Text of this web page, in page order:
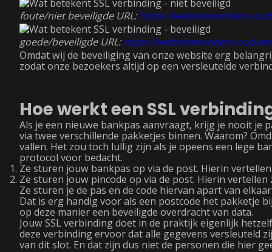
foute/niet beveiligde URL:https://websitewonders-
goede/beveiligde URL:https://websitewonders-
Omdat wij de beveiliging van onze website erg
zodat onze bezoekers altijd op een versleutelde
Hoe werkt een SSL
Als je een nieuwe bankpas aanvraagt, krijg je nooit je
via twee verschillende pakketjes binnen. Waarom?
vallen. Het zou toch lullig zijn als je opeens een lege
protocol voor bedacht.
Ze sturen jouw bankpas op via de post. Hierin
Ze sturen jouw pincode op via de post. Hierin
Ze sturen je de pas en de code hiervan apart van
Dat is erg handig voor als een postcode het pakketje
op deze manier een beveiligde overdracht van data.
Jouw SSL verbinding doet in de praktijk eigenlijk
deze verbinding ervoor dat alle gegevens versleuteld
van dit slot. En dat zijn dus niet de personen die hier